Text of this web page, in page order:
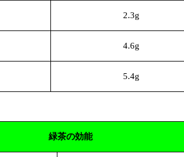
2.3g
4.6g
5.4g
緑茶の効能